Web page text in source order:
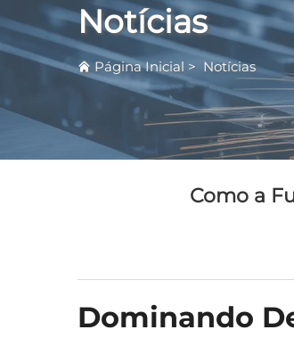
Notícias
Página Inicial > Notícias
Como a
Dominando